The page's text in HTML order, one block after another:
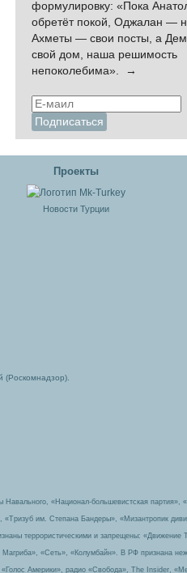
формулировку: «Пока
обретёт покой, Оджалан —
Ахметы — свои посты, а
свой дом, наша решимость
непоколебима». →
Проекты
Новости Турции
(Роскомнадзор).
«Национал-большевистская партия»,
им. Степана Бандеры», «Мизантропик
террористическими и запрещены: «Движение
«Сеть», «Колумбайн». В РФ признана
Америки», радио «Свобода», The Insider,